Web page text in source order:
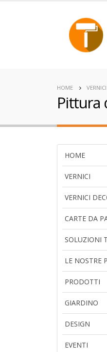
HOME
Pittura
HOME
VERNICI
VERNICI
CARTE DA
SOLUZIONI
LE NOSTRE
PRODOTTI
GIARDINO
DESIGN
EVENTI